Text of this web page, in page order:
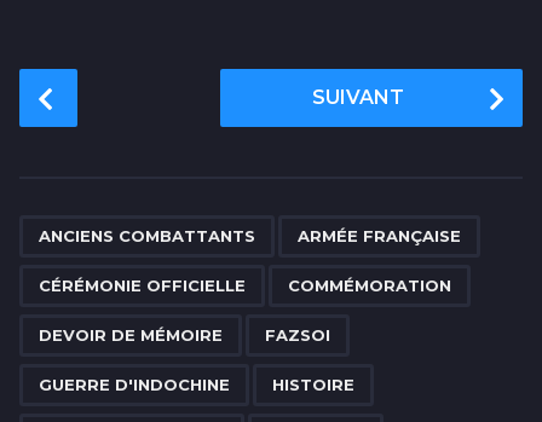
o
SUIVANT
ANCIENS COMBATTANTS ARMÉE FRANÇAISE
CÉRÉMONIE OFFICIELLE COMMÉMORATION
DEVOIR DE MÉMOIRE FAZSOI
GUERRE D'INDOCHINE HISTOIRE